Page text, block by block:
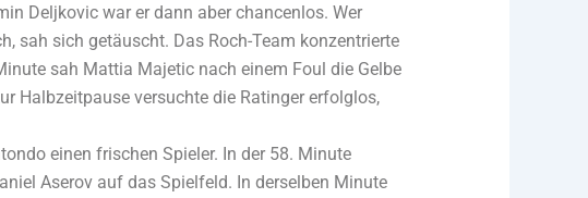
Deljkovic war er dann aber chancenlos. Wer
sah sich getäuscht. Das Roch-Team konzentrierte
sah Mattia Majetic nach einem Foul die Gelbe
Halbzeitpause versuchte die Ratinger erfolglos,
einen frischen Spieler. In der 58. Minute
Aserov auf das Spielfeld. In derselben Minute